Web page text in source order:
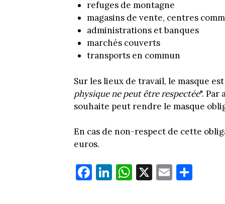
refuges de montagne
magasins de vente, centres
administrations et banques
marchés couverts
transports en commun
Sur les lieux de travail, le masque
physique ne peut être respectée". Par
souhaite peut rendre le masque
En cas de non-respect de cette
euros.
Fa
ce
Li
nk
W
ha
X E
m